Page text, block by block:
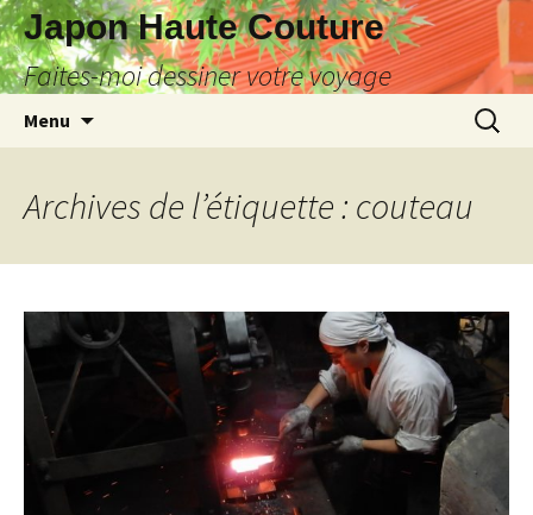
Japon Haute Couture
Faites-moi dessiner votre voyage
Menu
Archives de l’étiquette : couteau